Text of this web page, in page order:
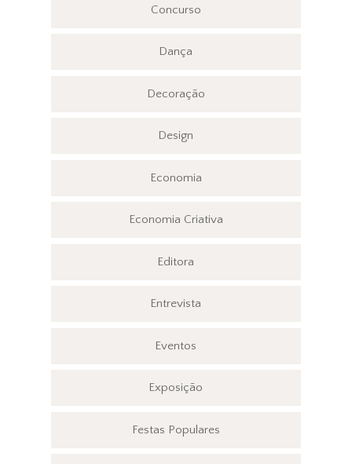
Concurso
Dança
Decoração
Design
Economia
Economia Criativa
Editora
Entrevista
Eventos
Exposição
Festas Populares